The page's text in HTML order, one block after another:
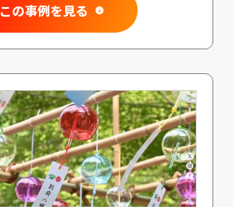
この事例を見る